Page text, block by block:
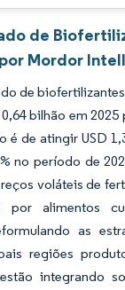
de
Mordor
de
bilhão em 2025
é de atingir USD
no período de
voláteis de
por alimentos
as
regiões
integrando